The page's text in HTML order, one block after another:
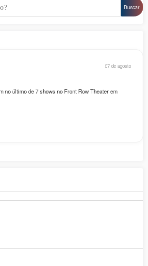
Buscar
07 de agosto
no último de 7 shows no Front Row Theater em